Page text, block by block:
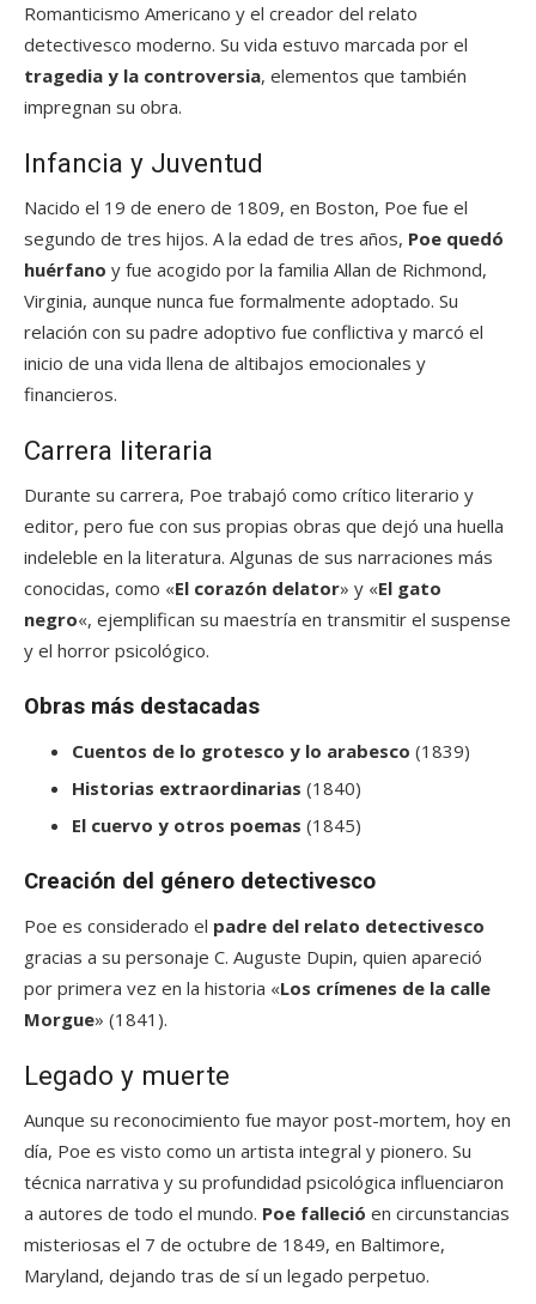
Romanticismo Americano y el creador del relato
detectivesco moderno. Su vida estuvo marcada por el
tragedia y la controversia, elementos que también
impregnan su obra.
Infancia y Juventud
Nacido el 19 de enero de 1809, en Boston, Poe fue el
segundo de tres hijos. A la edad de tres años, Poe quedó
huérfano y fue acogido por la familia Allan de Richmond,
Virginia, aunque nunca fue formalmente adoptado. Su
relación con su padre adoptivo fue conflictiva y marcó el
inicio de una vida llena de altibajos emocionales y
financieros.
Carrera literaria
Durante su carrera, Poe trabajó como crítico literario y
editor, pero fue con sus propias obras que dejó una huella
indeleble en la literatura. Algunas de sus narraciones más
conocidas, como «El corazón delator» y «El gato
negro«, ejemplifican su maestría en transmitir el suspense
y el horror psicológico.
Obras más destacadas
Cuentos de lo grotesco y lo arabesco (1839)
Historias extraordinarias (1840)
El cuervo y otros poemas (1845)
Creación del género detectivesco
Poe es considerado el padre del relato detectivesco
gracias a su personaje C. Auguste Dupin, quien apareció
por primera vez en la historia «Los crímenes de la calle
Morgue» (1841).
Legado y muerte
Aunque su reconocimiento fue mayor post-mortem, hoy en
día, Poe es visto como un artista integral y pionero. Su
técnica narrativa y su profundidad psicológica influenciaron
a autores de todo el mundo. Poe falleció en circunstancias
misteriosas el 7 de octubre de 1849, en Baltimore,
Maryland, dejando tras de sí un legado perpetuo.